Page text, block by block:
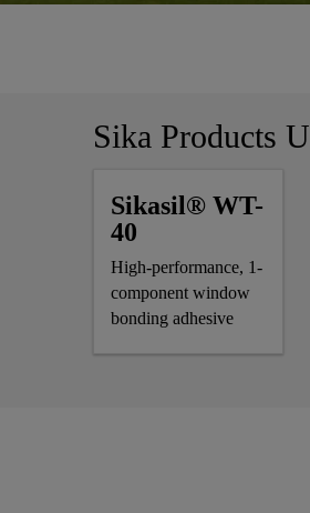
Sika Products
Sikasil® WT-
40
High-performance, 1-
component window
bonding adhesive